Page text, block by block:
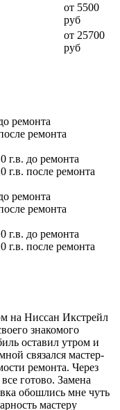
от 5500
руб
от 25700
руб
на Ниссан Икстрейл
знакомого
оставил утром и
связался мастер-
ремонта. Через
готово. Замена
обошлись мне чуть
мастеру